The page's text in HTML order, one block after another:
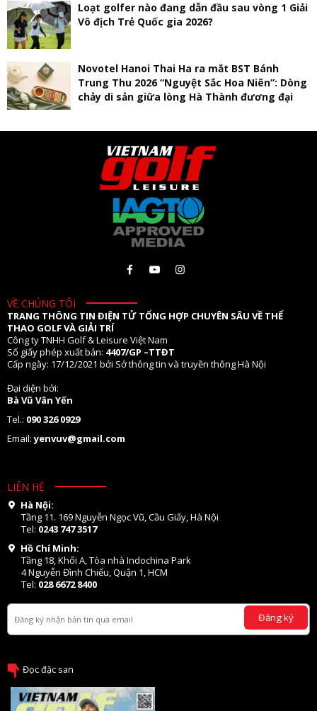
Loạt golfer nào đang dẫn đầu sau vòng 1 Giải
Vô địch Trẻ Quốc gia 2026?
Novotel Hanoi Thai Ha ra mắt BST Bánh
Trung Thu 2026 “Nguyệt Sắc Hoa Niên”: Dòng
chảy di sản giữa lòng Hà Thành đương đại
VỀ CHÚNG TÔI
TRANG THÔNG TIN ĐIỆN TỬ TỔNG HỢP CHUYÊN SÂU VỀ THỂ
THAO GOLF VÀ GIẢI TRÍ
Công ty TNHH Golf & Leisure Việt Nam
Số giấy phép xuất bản: 4407/GP –TTĐT
Cấp ngày: 17/12/2021 bởi Sở thông tin và truyền thông Hà Nội
Đại diện bởi:
Bà Vũ Vân Yến
Tel.: 090 326 0929
Email:yenvuv@gmail.com
LIÊN HỆ
Hà Nội:
Tầng 11. 169 Nguyễn Ngọc Vũ, Cầu Giấy, Hà Nội
Tel: 0243 747 3517
Hồ Chí Minh:
Tầng 18, Khối A, Tòa nhà Indochina Park
4 Nguyễn Đình Chiểu, Quận 1, HCM
Tel: 028 6672 8400
Đăng ký
Đọc đặc san